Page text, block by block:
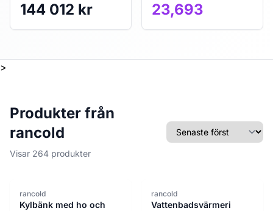
144 012 kr 23,693
>
Produkter från
rancold
Visar 264 produkter
Sortera efter
rancold
Kylbänk med ho och
rancold
Vattenbadsvärmeri